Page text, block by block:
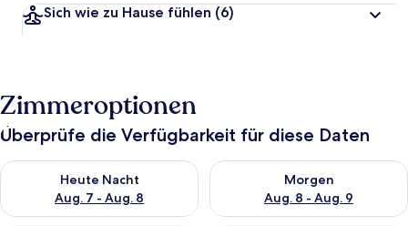
Sich wie zu Hause fühlen (6)
Zimmeroptionen
Überprüfe die Verfügbarkeit für diese Daten
Heute Nacht
Aug. 7 - Aug. 8
Überprüfe die Verfügbarkeit für heute Nacht, Aug. 7 - Aug. 8.
Morgen
Aug. 8 - Aug. 9
Überprüfe die Verfügbarkeit